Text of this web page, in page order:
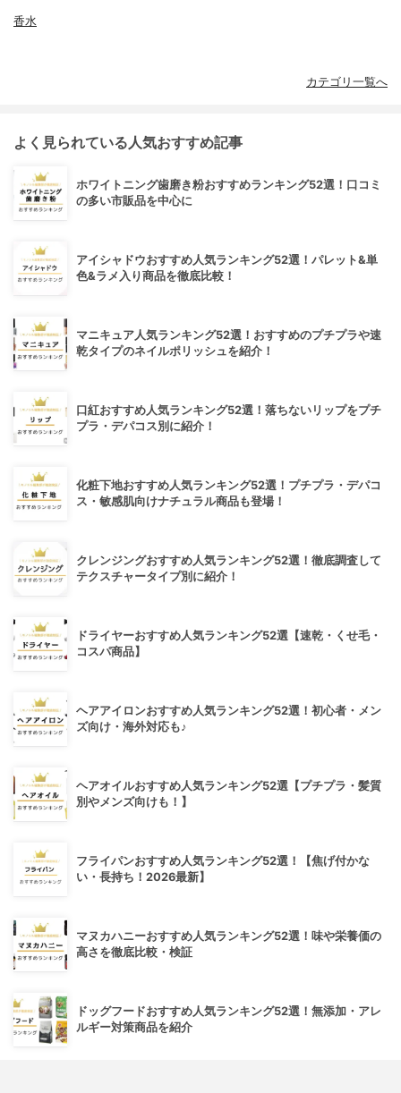
香水
カテゴリ一覧へ
よく見られている人気おすすめ記事
ホワイトニング歯磨き粉おすすめランキング52選！口コミ
の多い市販品を中心に
アイシャドウおすすめ人気ランキング52選！パレット&単
色&ラメ入り商品を徹底比較！
マニキュア人気ランキング52選！おすすめのプチプラや速
乾タイプのネイルポリッシュを紹介！
口紅おすすめ人気ランキング52選！落ちないリップをプチ
プラ・デパコス別に紹介！
化粧下地おすすめ人気ランキング52選！プチプラ・デパコ
ス・敏感肌向けナチュラル商品も登場！
クレンジングおすすめ人気ランキング52選！徹底調査して
テクスチャータイプ別に紹介！
ドライヤーおすすめ人気ランキング52選【速乾・くせ毛・
コスパ商品】
ヘアアイロンおすすめ人気ランキング52選！初心者・メン
ズ向け・海外対応も♪
ヘアオイルおすすめ人気ランキング52選【プチプラ・髪質
別やメンズ向けも！】
フライパンおすすめ人気ランキング52選！【焦げ付かな
い・長持ち！2026最新】
マヌカハニーおすすめ人気ランキング52選！味や栄養価の
高さを徹底比較・検証
ドッグフードおすすめ人気ランキング52選！無添加・アレ
ルギー対策商品を紹介